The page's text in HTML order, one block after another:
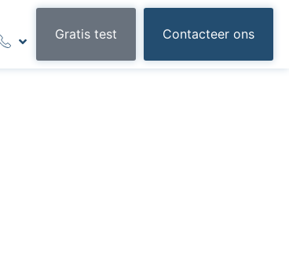
Gratis test Contacteer ons